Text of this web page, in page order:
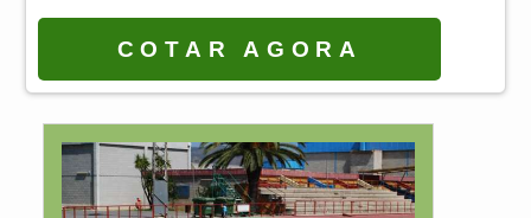
público.Serviço atende diferentes
estabelecimentos Clubes; Condomínios; Escolas;
Ginásios; Entre outros estabelecimentos que
Basicamente, durante o período...
COTAR AGORA